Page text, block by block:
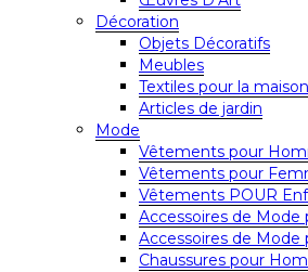
Décoration
Objets Décoratifs
Meubles
Textiles pour la maison
Articles de jardin
Mode
Vêtements pour
Vêtements pour
Vêtements POUR
Accessoires de
Accessoires de
Chaussures pour